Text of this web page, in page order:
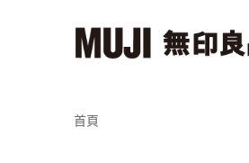
首頁